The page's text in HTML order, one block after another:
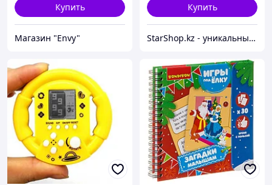
Купить
Магазин "Envy"
Купить
StarShop.kz - уникальные вещи с доставкой на дом